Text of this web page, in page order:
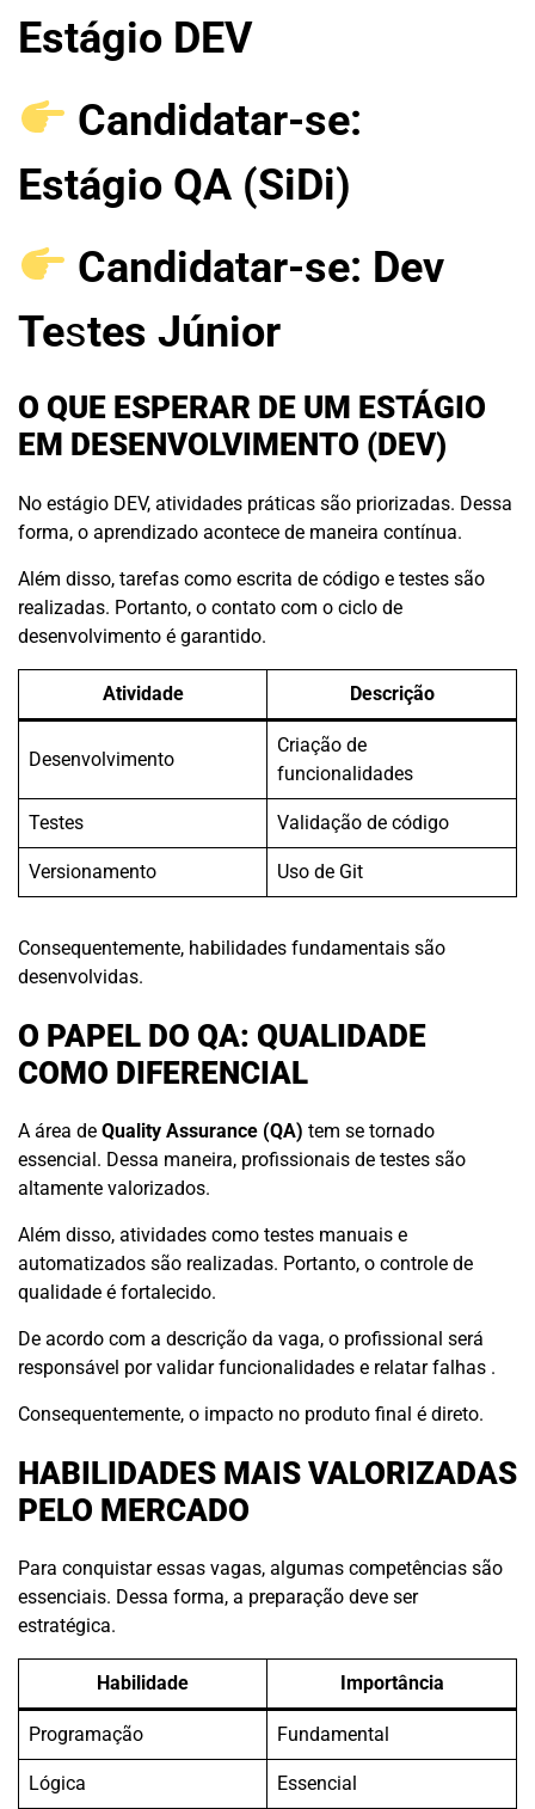
Estágio DEV
Candidatar-se:
Estágio QA (SiDi)
Candidatar-se: Dev
Testes Júnior
O QUE ESPERAR DE UM ESTÁGIO
EM DESENVOLVIMENTO (DEV)
No estágio DEV, atividades práticas são priorizadas. Dessa
forma, o aprendizado acontece de maneira contínua.
Além disso, tarefas como escrita de código e testes são
realizadas. Portanto, o contato com o ciclo de
desenvolvimento é garantido.
Atividade Descrição
Desenvolvimento
Criação de
funcionalidades
Testes Validação de código
Versionamento Uso de Git
Consequentemente, habilidades fundamentais são
desenvolvidas.
O PAPEL DO QA: QUALIDADE
COMO DIFERENCIAL
A área de Quality Assurance (QA) tem se tornado
essencial. Dessa maneira, profissionais de testes são
altamente valorizados.
Além disso, atividades como testes manuais e
automatizados são realizadas. Portanto, o controle de
qualidade é fortalecido.
De acordo com a descrição da vaga, o profissional será
responsável por validar funcionalidades e relatar falhas .
Consequentemente, o impacto no produto final é direto.
HABILIDADES MAIS VALORIZADAS
PELO MERCADO
Para conquistar essas vagas, algumas competências são
essenciais. Dessa forma, a preparação deve ser
estratégica.
Habilidade Importância
Programação Fundamental
Lógica Essencial